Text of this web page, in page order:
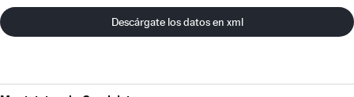
Descárgate los datos en xml